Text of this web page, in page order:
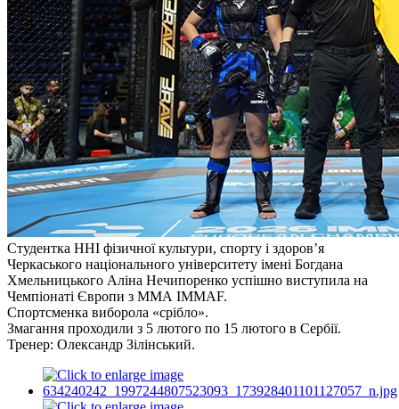
Студентка ННІ фізичної культури, спорту і здоровʼя
Черкаського національного університету імені Богдана
Хмельницького Аліна Нечипоренко успішно виступила на
Чемпіонаті Європи з ММА IMMAF.
Спортсменка виборола «срібло».
Змагання проходили з 5 лютого по 15 лютого в Сербії.
Тренер: Олександр Зілінський.